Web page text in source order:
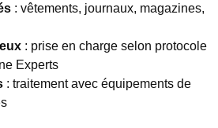
: vêtements, journaux, magazines,
: prise en charge selon protocole
Experts
: traitement avec équipements de